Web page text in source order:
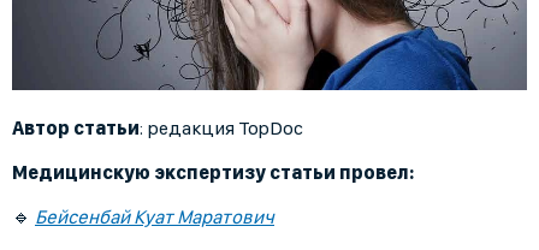
Автор статьи: редакция TopDoc
Медицинскую экспертизу статьи провел:
🔹 Бейсенбай Куат Маратович